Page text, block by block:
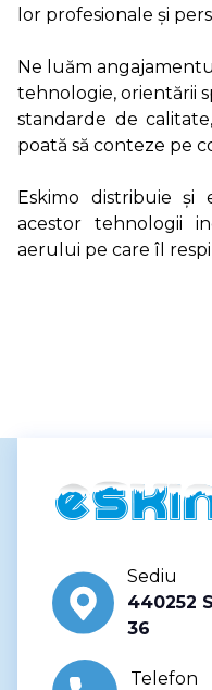
lor profesionale şi
Ne luăm
tehnologie, orientării
standarde de
poată să conteze pe
Eskimo distribuie și
acestor tehnologii
aerului pe care îl
Sediu
440252
36
Telefon